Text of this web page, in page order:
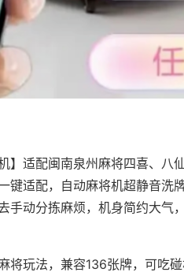
】适配闽南泉州麻将四喜、八
键适配，自动麻将机超静音洗
手动分拣麻烦，机身简约大气
将玩法，兼容136张牌，可吃